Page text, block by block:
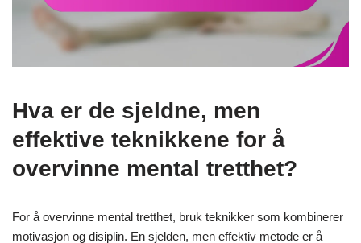
Hva er de sjeldne, men
effektive teknikkene for å
overvinne mental tretthet?
For å overvinne mental tretthet, bruk teknikker som kombinerer
motivasjon og disiplin. En sjelden, men effektiv metode er å